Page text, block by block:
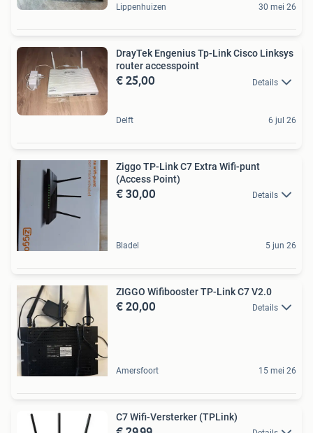
Lippenhuizen 30 mei 26
DrayTek Engenius Tp-Link Cisco Linksys
router accesspoint
€ 25,00 Details
Delft 6 jul 26
Ziggo TP-Link C7 Extra Wifi-punt
(Access Point)
€ 30,00 Details
Bladel 5 jun 26
ZIGGO Wifibooster TP-Link C7 V2.0
€ 20,00 Details
Amersfoort 15 mei 26
C7 Wifi-Versterker (TPLink)